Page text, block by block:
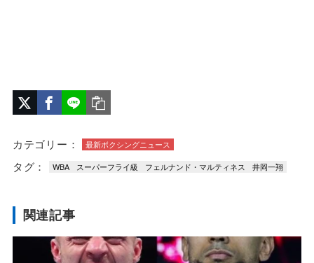
カテゴリー： 最新ボクシングニュース
タグ： WBA スーパーフライ級 フェルナンド・マルティネス 井岡一翔
関連記事